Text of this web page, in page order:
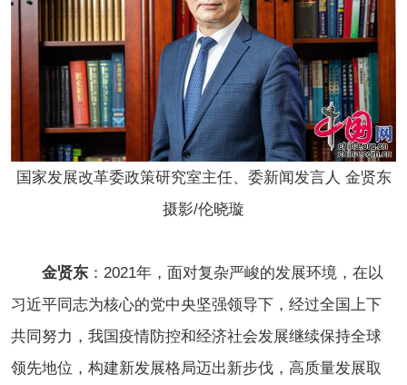
国家发展改革委政策研究室主任、委新闻发言人 金贤东
摄影/伦晓璇
金贤东 ：2021年，面对复杂严峻的发展环境，在以
习近平同志为核心的党中央坚强领导下，经过全国上下
共同努力，我国疫情防控和经济社会发展继续保持全球
领先地位，构建新发展格局迈出新步伐，高质量发展取